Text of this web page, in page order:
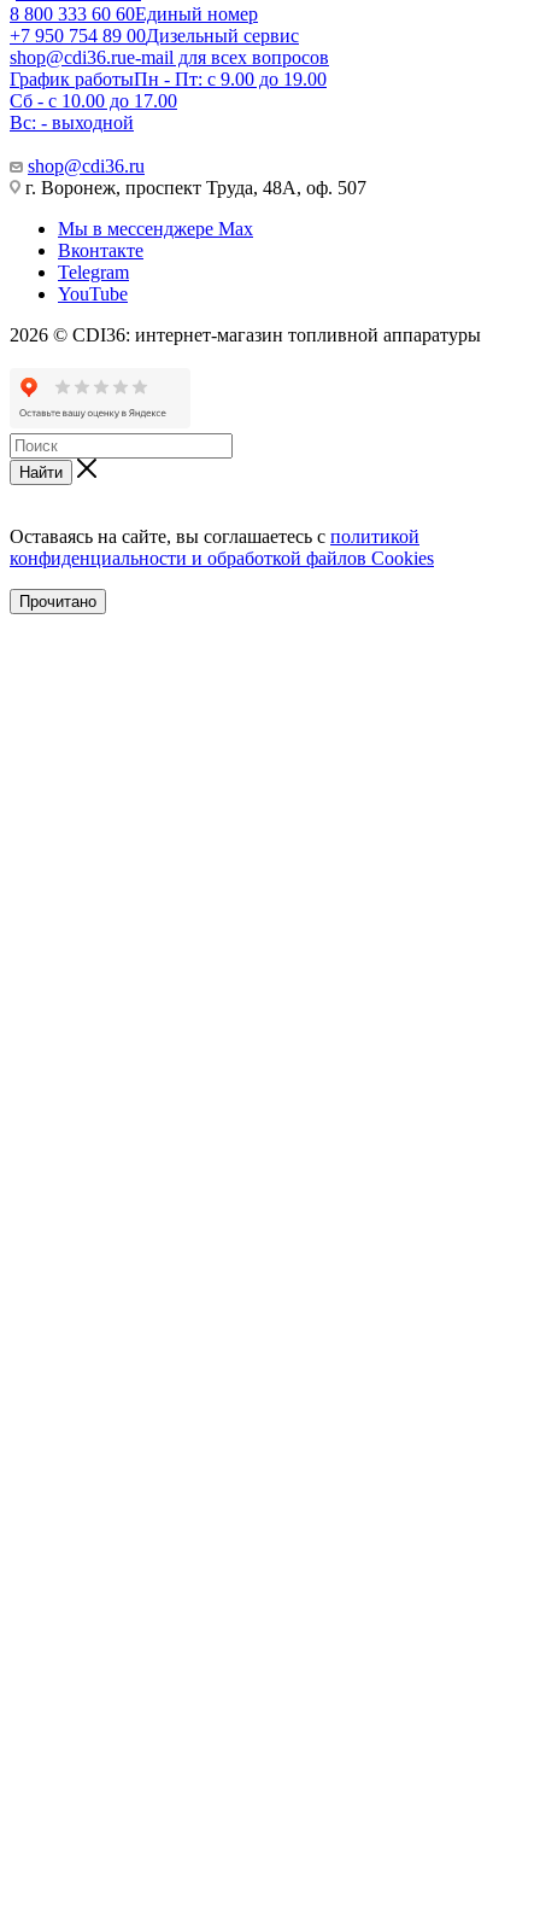
8 800 333 60 60Единый номер
+7 950 754 89 00Дизельный сервис
shop@cdi36.rue-mail для всех вопросов
График работыПн - Пт: с 9.00 до 19.00
Сб - с 10.00 до 17.00
Вс: - выходной
shop@cdi36.ru
г. Воронеж, проспект Труда, 48А, оф. 507
Мы в мессенджере Max
Вконтакте
Telegram
YouTube
2026 © CDI36: интернет-магазин топливной аппаратуры
Найти
Оставаясь на сайте, вы соглашаетесь с политикой
конфиденциальности и обработкой файлов Cookies
Прочитано